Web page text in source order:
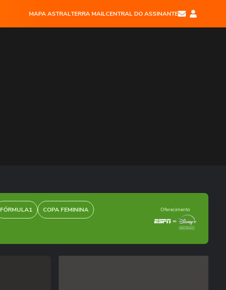
MAPA ASTRALTERRA MAILCENTRAL DO ASSINANTE
FÓRMULA1 COPA FEMININA Oferecimento